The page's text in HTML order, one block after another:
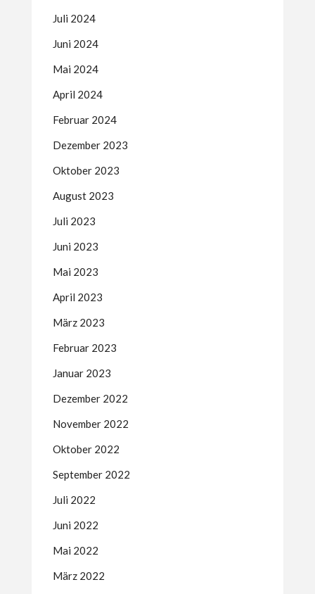
Juli 2024
Juni 2024
Mai 2024
April 2024
Februar 2024
Dezember 2023
Oktober 2023
August 2023
Juli 2023
Juni 2023
Mai 2023
April 2023
März 2023
Februar 2023
Januar 2023
Dezember 2022
November 2022
Oktober 2022
September 2022
Juli 2022
Juni 2022
Mai 2022
März 2022